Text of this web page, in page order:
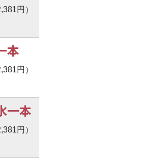
円）
本
円）
一本
円）